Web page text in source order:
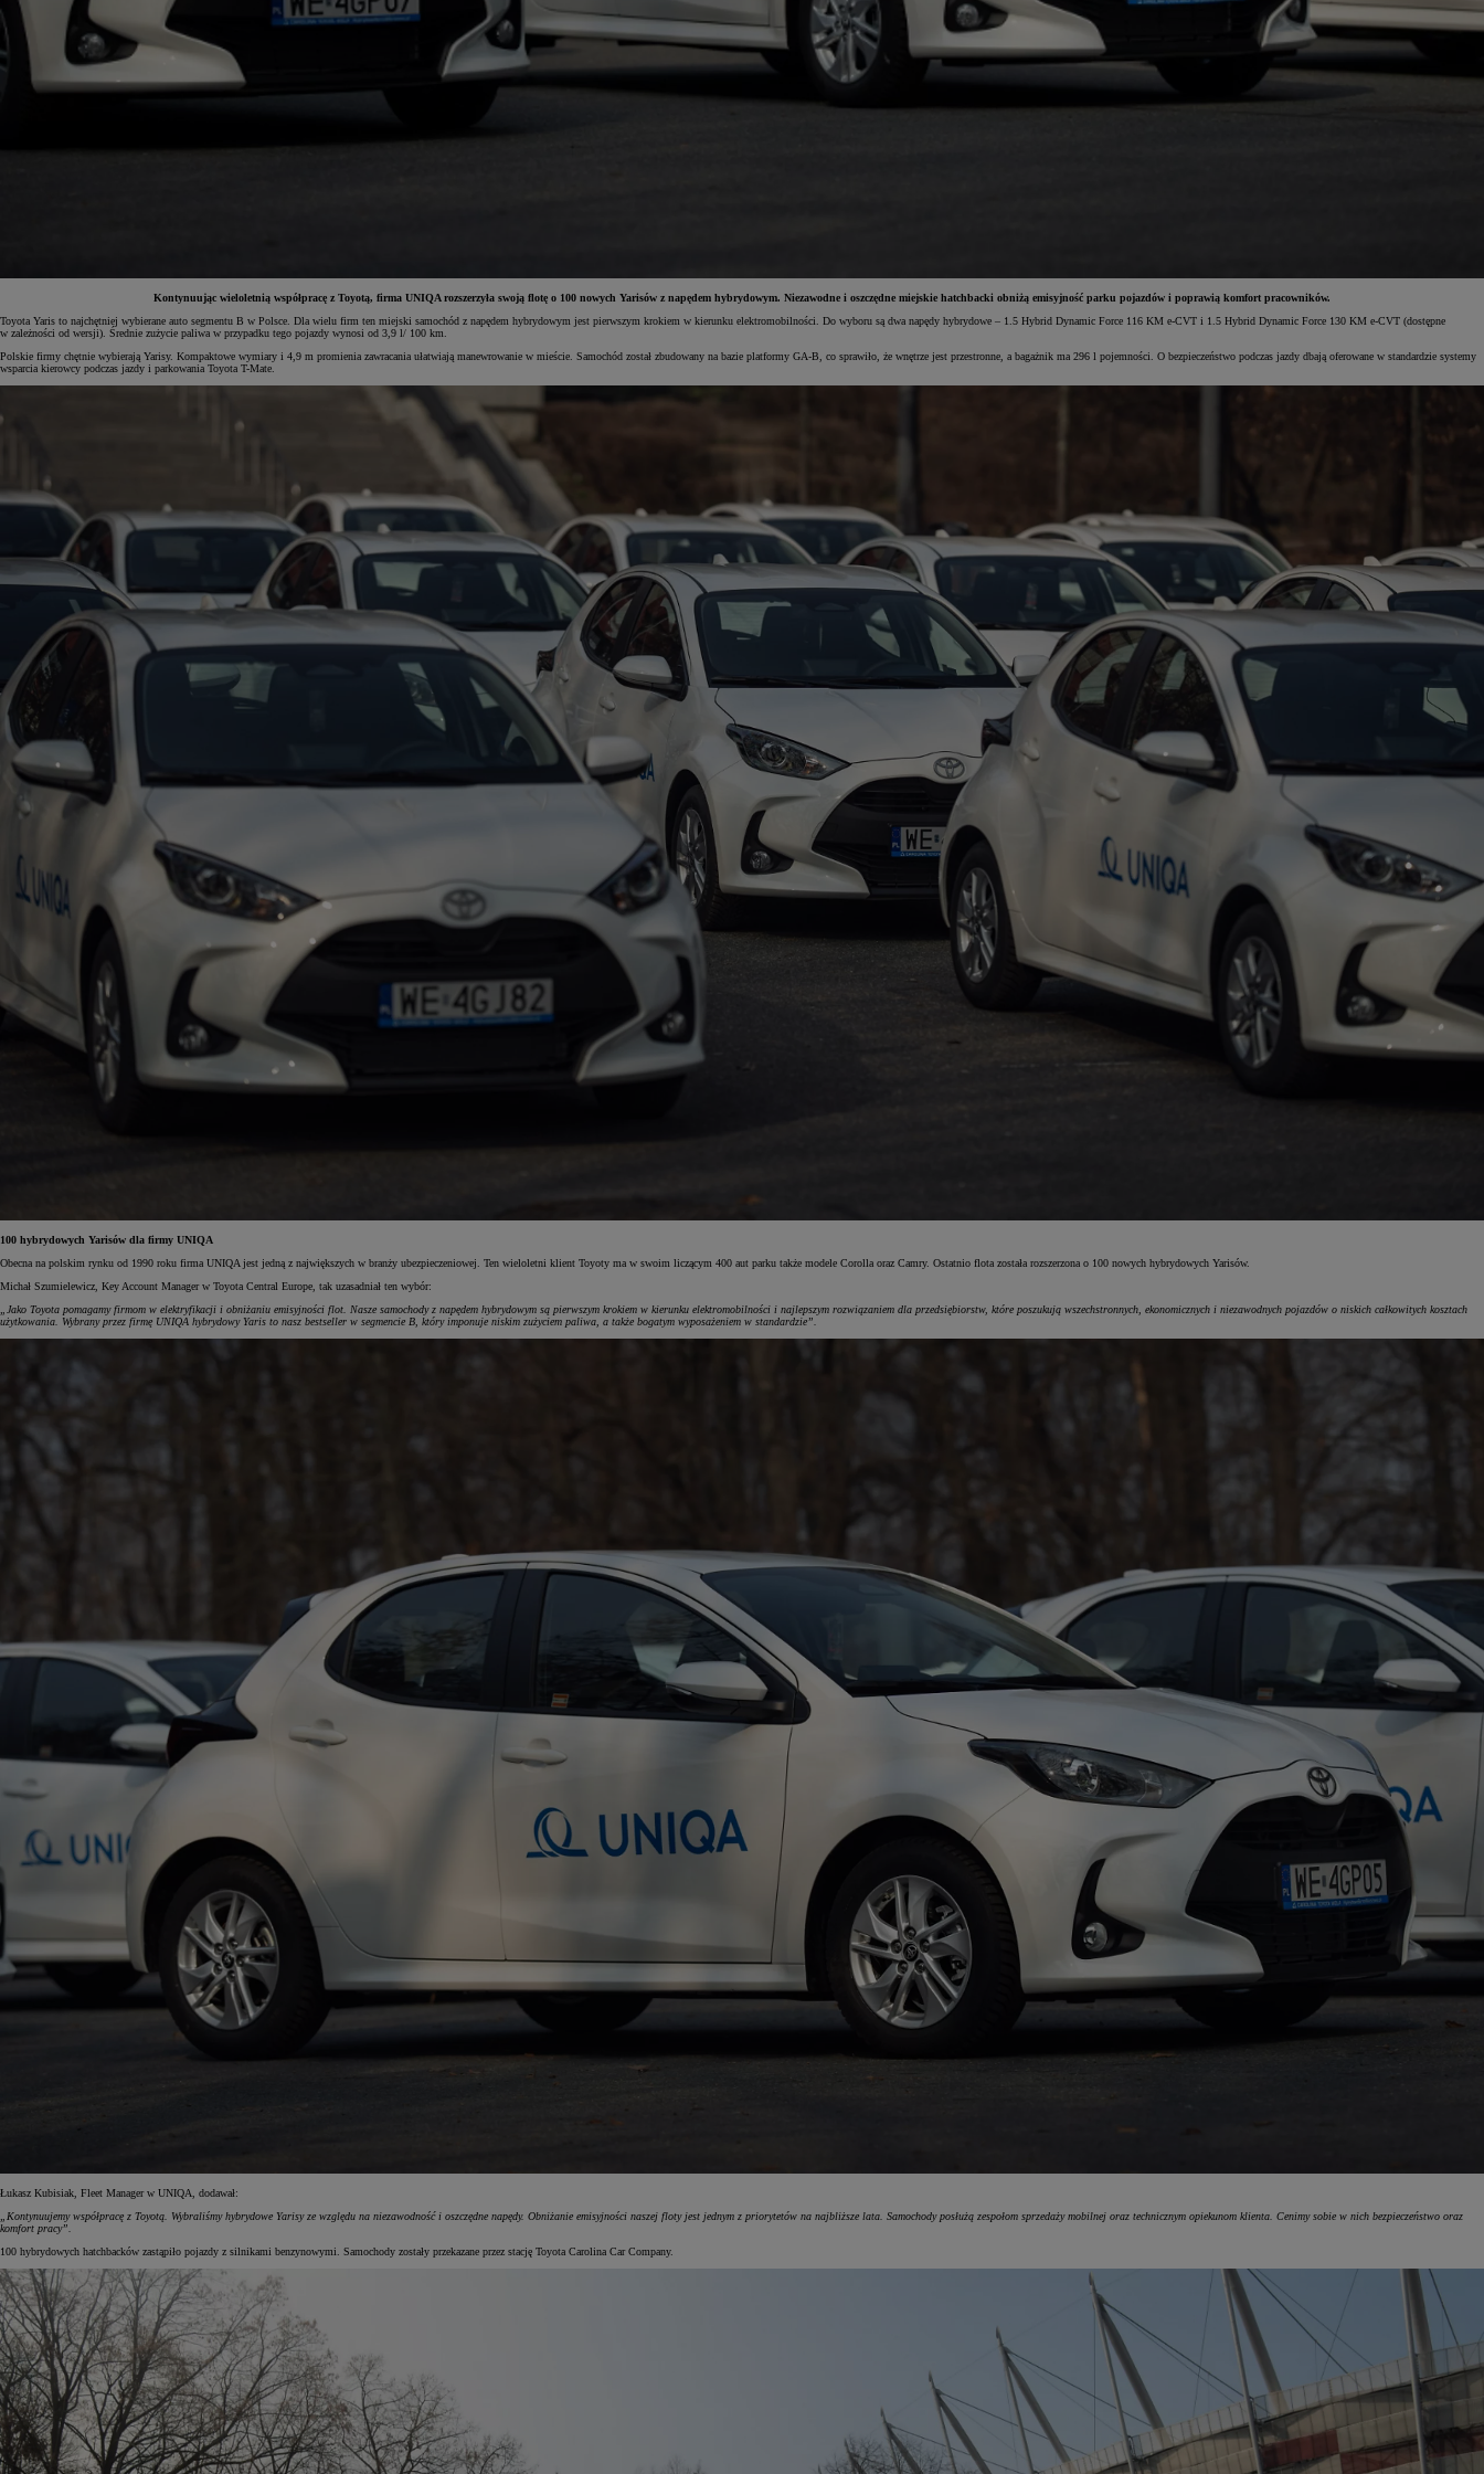
Yaris Cross
HYBRID
Kontynuując wieloletnią współpracę z Toyotą, firma UNIQA rozszerzyła swoją flotę o 100 nowych Yarisów z napędem hybrydowym. Niezawodne i oszczędne miejskie hatchbacki obniżą emisyjność parku pojazdów i poprawią komfort pracowników.
Toyota Yaris to najchętniej wybierane auto segmentu B w Polsce. Dla wielu firm ten miejski samochód z napędem hybrydowym jest pierwszym krokiem w kierunku elektromobilności. Do wyboru są dwa napędy hybrydowe – 1.5 Hybrid Dynamic Force 116 KM e-CVT i 1.5 Hybrid Dynamic Force 130 KM e-CVT (dostępne
w zależności od wersji). Średnie zużycie paliwa w przypadku tego pojazdy wynosi od 3,9 l/ 100 km.
Polskie firmy chętnie wybierają Yarisy. Kompaktowe wymiary i 4,9 m promienia zawracania ułatwiają manewrowanie w mieście. Samochód został zbudowany na bazie platformy GA-B, co sprawiło, że wnętrze jest przestronne, a bagażnik ma 296 l pojemności. O bezpieczeństwo podczas jazdy dbają oferowane w standardzie systemy
wsparcia kierowcy podczas jazdy i parkowania Toyota T-Mate.
100 hybrydowych Yarisów dla firmy UNIQA
Obecna na polskim rynku od 1990 roku firma UNIQA jest jedną z największych w branży ubezpieczeniowej. Ten wieloletni klient Toyoty ma w swoim liczącym 400 aut parku także modele Corolla oraz Camry. Ostatnio flota została rozszerzona o 100 nowych hybrydowych Yarisów.
Michał Szumielewicz, Key Account Manager w Toyota Central Europe, tak uzasadniał ten wybór:
„Jako Toyota pomagamy firmom w elektryfikacji i obniżaniu emisyjności flot. Nasze samochody z napędem hybrydowym są pierwszym krokiem w kierunku elektromobilności i najlepszym rozwiązaniem dla przedsiębiorstw, które poszukują wszechstronnych, ekonomicznych i niezawodnych pojazdów o niskich całkowitych kosztach
użytkowania. Wybrany przez firmę UNIQA hybrydowy Yaris to nasz bestseller w segmencie B, który imponuje niskim zużyciem paliwa, a także bogatym wyposażeniem w standardzie”.
Łukasz Kubisiak, Fleet Manager w UNIQA, dodawał:
„Kontynuujemy współpracę z Toyotą. Wybraliśmy hybrydowe Yarisy ze względu na niezawodność i oszczędne napędy. Obniżanie emisyjności naszej floty jest jednym z priorytetów na najbliższe lata. Samochody posłużą zespołom sprzedaży mobilnej oraz technicznym opiekunom klienta. Cenimy sobie w nich bezpieczeństwo oraz
komfort pracy”.
100 hybrydowych hatchbacków zastąpiło pojazdy z silnikami benzynowymi. Samochody zostały przekazane przez stację Toyota Carolina Car Company.